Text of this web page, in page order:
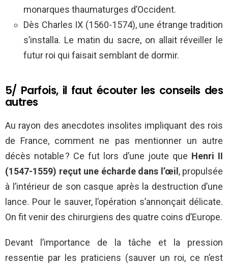
monarques thaumaturges d’Occident.
Dès Charles IX (1560-1574), une étrange tradition
s’installa. Le matin du sacre, on allait réveiller le
futur roi qui faisait semblant de dormir.
5/ Parfois, il faut écouter les conseils des
autres
Au rayon des anecdotes insolites impliquant des rois
de France, comment ne pas mentionner un autre
décès notable ? Ce fut lors d’une joute que Henri II
(1547-1559) reçut une écharde dans l’œil, propulsée
à l’intérieur de son casque après la destruction d’une
lance. Pour le sauver, l’opération s’annonçait délicate.
On fit venir des chirurgiens des quatre coins d’Europe.
Devant l’importance de la tâche et la pression
ressentie par les praticiens (sauver un roi, ce n’est